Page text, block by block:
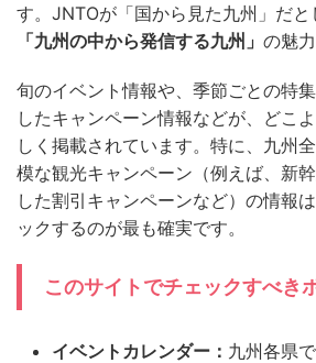
す。JNTOが「国から見た九州」だ
「九州の中から発信する九州」 の魅
旬のイベント情報や、季節ごとの特
したキャンペーン情報などが、どこ
しく掲載されています。特に、九州
模な観光キャンペーン（例えば、新
した割引キャンペーンなど）の情報
ックするのが最も確実です。
このサイトでチェックすべき
イベントカレンダー： 九州各県